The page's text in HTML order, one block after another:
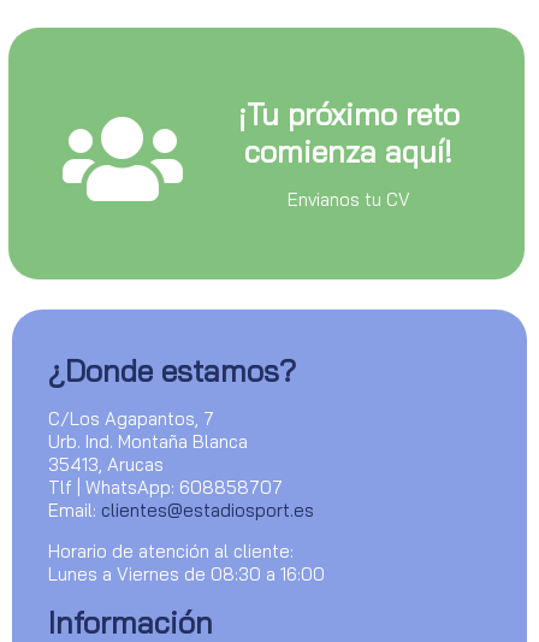
¡Tu próximo reto
comienza aquí!
Envianos tu CV
¿Donde estamos?
C/Los Agapantos, 7
Urb. Ind. Montaña Blanca
35413, Arucas
Tlf | WhatsApp: 608858707
Email: clientes@estadiosport.es
Horario de atención al cliente:
Lunes a Viernes de 08:30 a 16:00
Información